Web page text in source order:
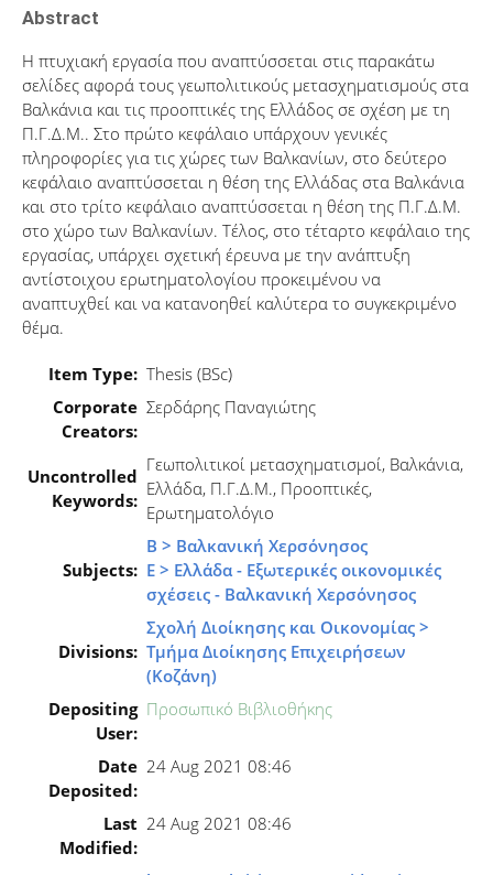
Abstract
Η πτυχιακή εργασία που αναπτύσσεται στις παρακάτω
σελίδες αφορά τους γεωπολιτικούς μετασχηματισμούς στα
Βαλκάνια και τις προοπτικές της Ελλάδος σε σχέση με τη
Π.Γ.Δ.Μ.. Στο πρώτο κεφάλαιο υπάρχουν γενικές
πληροφορίες για τις χώρες των Βαλκανίων, στο δεύτερο
κεφάλαιο αναπτύσσεται η θέση της Ελλάδας στα Βαλκάνια
και στο τρίτο κεφάλαιο αναπτύσσεται η θέση της Π.Γ.Δ.Μ.
στο χώρο των Βαλκανίων. Τέλος, στο τέταρτο κεφάλαιο της
εργασίας, υπάρχει σχετική έρευνα με την ανάπτυξη
αντίστοιχου ερωτηματολογίου προκειμένου να
αναπτυχθεί και να κατανοηθεί καλύτερα το συγκεκριμένο
θέμα.
Item Type: Thesis (BSc)
Corporate
Creators:
Σερδάρης Παναγιώτης
Uncontrolled
Keywords:
Γεωπολιτικοί μετασχηματισμοί, Βαλκάνια,
Ελλάδα, Π.Γ.Δ.Μ., Προοπτικές,
Ερωτηματολόγιο
Subjects:
Β > Βαλκανική Χερσόνησος
Ε > Ελλάδα - Εξωτερικές οικονομικές
σχέσεις - Βαλκανική Χερσόνησος
Divisions:
Σχολή Διοίκησης και Οικονομίας >
Τμήμα Διοίκησης Επιχειρήσεων
(Κοζάνη)
Depositing
User:
Προσωπικό Βιβλιοθήκης
Date
Deposited:
24 Aug 2021 08:46
Last
Modified:
24 Aug 2021 08:46